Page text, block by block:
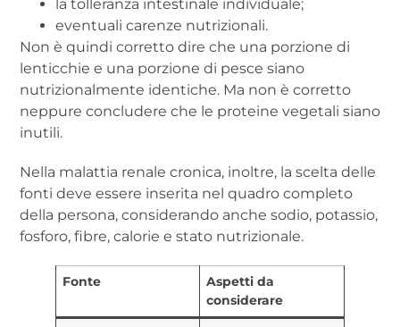
la tolleranza intestinale individuale;
eventuali carenze nutrizionali.
Non è quindi corretto dire che una porzione di
lenticchie e una porzione di pesce siano
nutrizionalmente identiche. Ma non è corretto
neppure concludere che le proteine vegetali siano
inutili.
Nella malattia renale cronica, inoltre, la scelta delle
fonti deve essere inserita nel quadro completo
della persona, considerando anche sodio, potassio,
fosforo, fibre, calorie e stato nutrizionale.
Fonte
Aspetti da
considerare